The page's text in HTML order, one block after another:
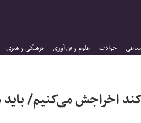
حوادث علوم و فن آوری فرهنگی و هنری
اخراجش می‌کنیم/